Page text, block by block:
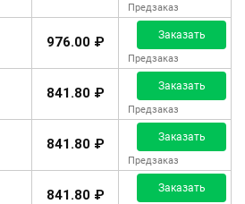
Предзаказ
976.00 ₽
Заказать
Предзаказ
841.80 ₽
Заказать
Предзаказ
841.80 ₽
Заказать
Предзаказ
841.80 ₽
Заказать